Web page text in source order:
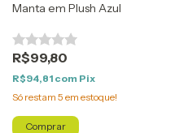
Manta em Plush Azul
R$99,80
R$94,81 com Pix
Só restam 5 em estoque!
Comprar